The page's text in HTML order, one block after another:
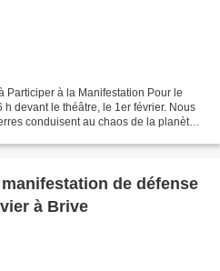
Participer à la Manifestation Pour le
devant le théâtre, le 1er février. Nous
conduisent au chaos de la planète,
de défense
à Brive